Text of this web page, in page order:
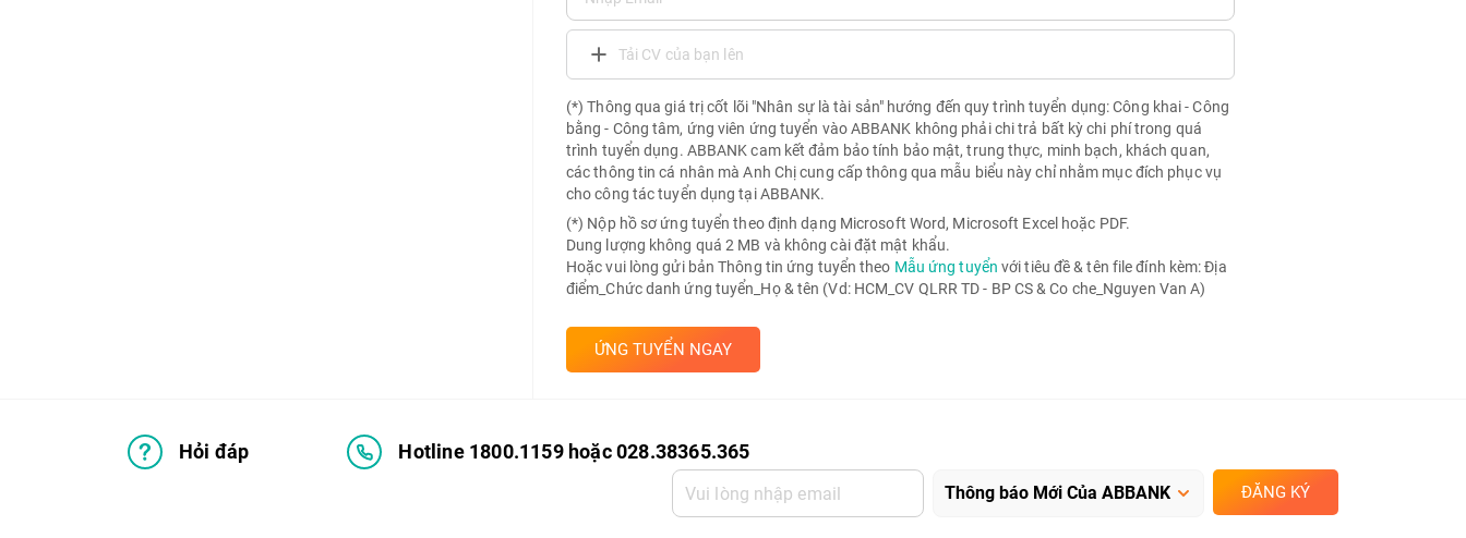
Tải CV của bạn lên
(*) Thông qua giá trị cốt lõi "Nhân sự là tài sản" hướng đến quy trình tuyển dụng: Công khai - Công
bằng - Công tâm, ứng viên ứng tuyển vào ABBANK không phải chi trả bất kỳ chi phí trong quá
trình tuyển dụng. ABBANK cam kết đảm bảo tính bảo mật, trung thực, minh bạch, khách quan,
các thông tin cá nhân mà Anh Chị cung cấp thông qua mẫu biểu này chỉ nhằm mục đích phục vụ
cho công tác tuyển dụng tại ABBANK.
(*) Nộp hồ sơ ứng tuyển theo định dạng Microsoft Word, Microsoft Excel hoặc PDF.
Dung lượng không quá 2 MB và không cài đặt mật khẩu.
Hoặc vui lòng gửi bản Thông tin ứng tuyển theo Mẫu ứng tuyển với tiêu đề & tên file đính kèm: Địa
điểm_Chức danh ứng tuyển_Họ & tên (Vd: HCM_CV QLRR TD - BP CS & Co che_Nguyen Van A)
ỨNG TUYỂN NGAY
Hỏi đáp Hotline 1800.1159 hoặc 028.38365.365
ĐĂNG KÝ